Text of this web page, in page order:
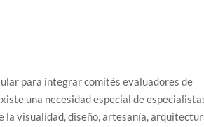
para integrar comités evaluadores de
una necesidad especial de
la visualidad, diseño, artesanía,